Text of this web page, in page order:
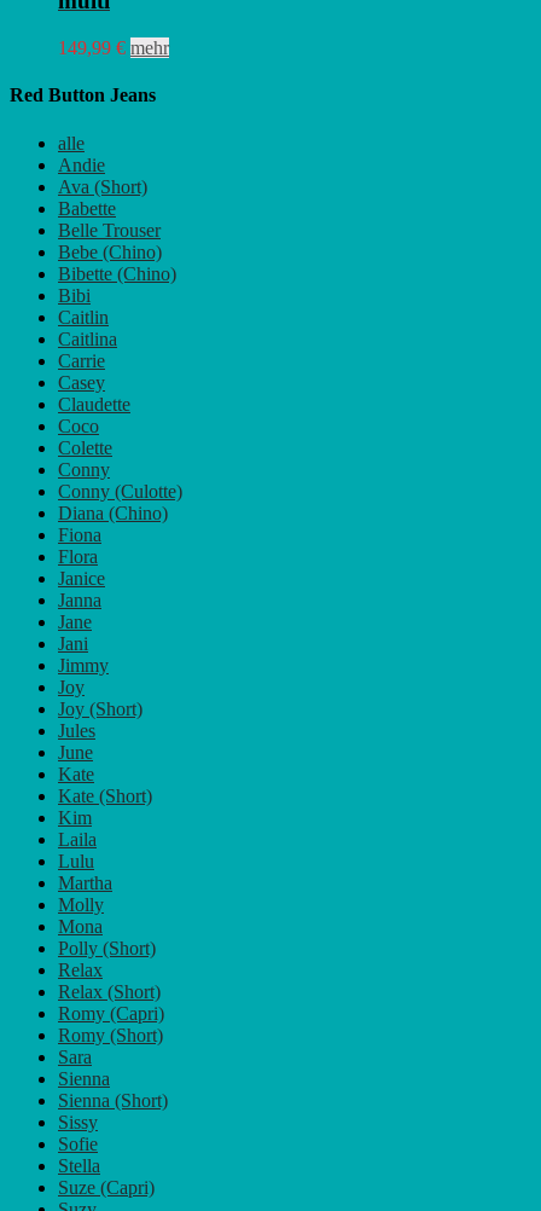
149,99 € mehrDieses
der
Produktseite
Red Button Jeans
alle
Andie
Ava (Short)
Babette
Belle Trouser
Bebe (Chino)
Bibette (Chino)
Bibi
Caitlin
Caitlina
Carrie
Casey
Claudette
Coco
Colette
Conny
Conny (Culotte)
Diana (Chino)
Fiona
Flora
Janice
Janna
Jane
Jani
Jimmy
Joy
Joy (Short)
Jules
June
Kate
Kate (Short)
Kim
Laila
Lulu
Martha
Molly
Mona
Polly (Short)
Relax
Relax (Short)
Romy (Capri)
Romy (Short)
Sara
Sienna
Sienna (Short)
Sissy
Sofie
Stella
Suze (Capri)